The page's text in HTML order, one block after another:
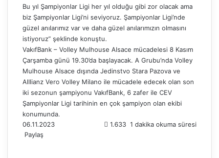
Bu yıl Şampiyonlar Ligi her yıl olduğu gibi zor olacak ama
biz Şampiyonlar Ligi’ni seviyoruz. Şampiyonlar Ligi’nde
güzel anılarımız var ve daha güzel anılarımızın olmasını
istiyoruz” şeklinde konuştu.
VakıfBank – Volley Mulhouse Alsace mücadelesi 8 Kasım
Çarşamba günü 19.30’da başlayacak. A Grubu’nda Volley
Mulhouse Alsace dışında Jedinstvo Stara Pazova ve
Alllianz Vero Volley Milano ile mücadele edecek olan son
iki sezonun şampiyonu VakıfBank, 6 zafer ile CEV
Şampiyonlar Ligi tarihinin en çok şampiyon olan ekibi
konumunda.
06.11.2023
1.633 1 dakika okuma süresi
Paylaş